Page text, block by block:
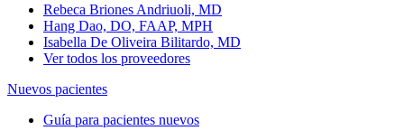
Rebeca Briones Andriuoli, MD
Hang Dao, DO, FAAP, MPH
Isabella De Oliveira Bilitardo, MD
Ver todos los proveedores
Nuevos pacientes
Guía para pacientes nuevos